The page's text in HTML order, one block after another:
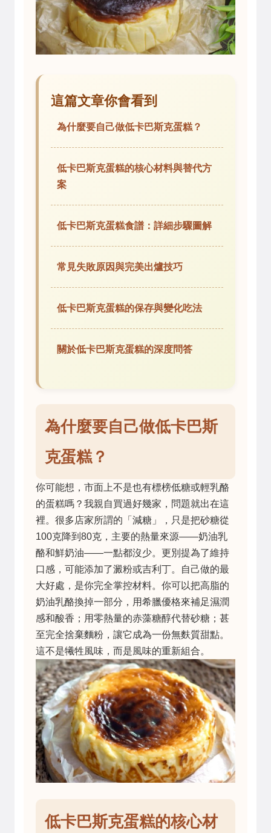
這篇文章你會看到
為什麼要自己做低卡巴斯克蛋糕？
低卡巴斯克蛋糕的核心材料與替代方
案
低卡巴斯克蛋糕食譜：詳細步驟圖解
常見失敗原因與完美出爐技巧
低卡巴斯克蛋糕的保存與變化吃法
關於低卡巴斯克蛋糕的深度問答
為什麼要自己做低卡巴斯
克蛋糕？
你可能想，市面上不是也有標榜低糖或輕乳酪
的蛋糕嗎？我親自買過好幾家，問題就出在這
裡。很多店家所謂的「減糖」，只是把砂糖從
100克降到80克，主要的熱量來源——奶油乳
酪和鮮奶油——一點都沒少。更別提為了維持
口感，可能添加了澱粉或吉利丁。自己做的最
大好處，是你完全掌控材料。你可以把高脂的
奶油乳酪換掉一部分，用希臘優格來補足濕潤
感和酸香；用零熱量的赤藻糖醇代替砂糖；甚
至完全捨棄麵粉，讓它成為一份無麩質甜點。
這不是犧牲風味，而是風味的重新組合。
低卡巴斯克蛋糕的核心材